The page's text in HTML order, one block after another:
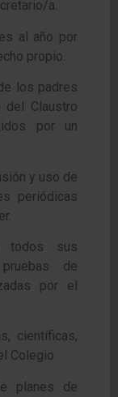
a.
al año por
propio.
los padres
Claustro
por un
y uso de
periódicas
todos sus
de
por el
científicas,
Colegio.
planes de